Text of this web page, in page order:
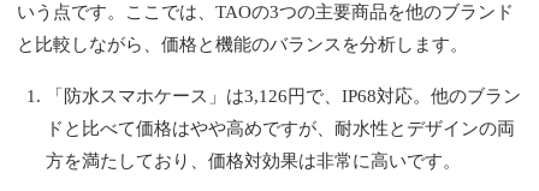
いう点です。ここでは、TAOの3つの主要商品を他のブランド
と比較しながら、価格と機能のバランスを分析します。
「防水スマホケース」は3,126円で、IP68対応。他のブラン
ドと比べて価格はやや高めですが、耐水性とデザインの両
方を満たしており、価格対効果は非常に高いです。